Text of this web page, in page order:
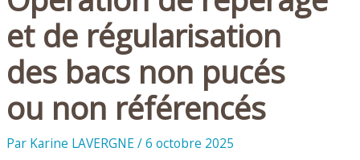
et de régularisation
des bacs non pucés
ou non référencés
Par Karine LAVERGNE/6 octobre 2025